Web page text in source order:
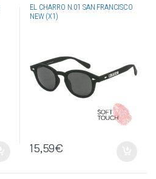
CHARRO,OCCHIALI DA SOLE
EL CHARRO N.01 SAN FRANCISCO
NEW (X1)
15,59€